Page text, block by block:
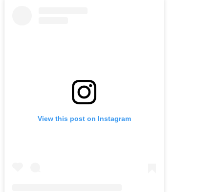
View this post on Instagram